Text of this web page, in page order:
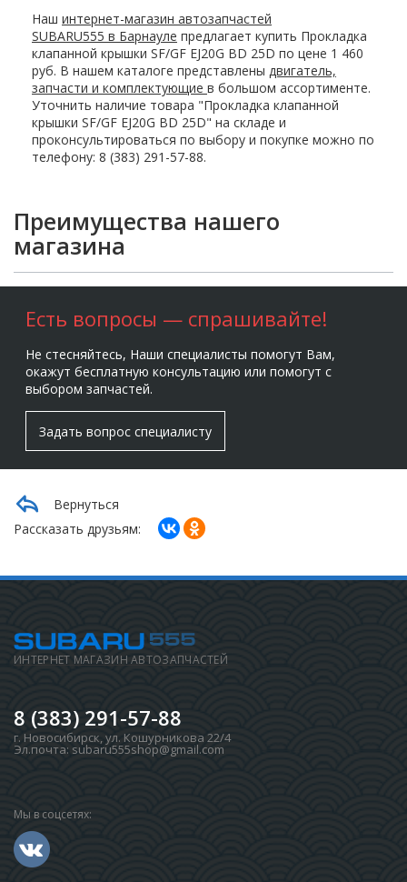
Наш интернет-магазин автозапчастей
SUBARU555 в Барнауле предлагает купить Прокладка
клапанной крышки SF/GF EJ20G BD 25D по цене 1 460
руб. В нашем каталоге представлены двигатель,
запчасти и комплектующие в большом ассортименте.
Уточнить наличие товара "Прокладка клапанной
крышки SF/GF EJ20G BD 25D" на складе и
проконсультироваться по выбору и покупке можно по
телефону: 8 (383) 291-57-88.
Преимущества нашего
магазина
Есть вопросы — спрашивайте!
Не стесняйтесь, Наши специалисты помогут Вам,
окажут бесплатную консультацию или помогут с
выбором запчастей.
Задать вопрос специалисту
Вернуться
Рассказать друзьям:
ИНТЕРНЕТ МАГАЗИН АВТОЗАПЧАСТЕЙ
8 (383) 291-57-88
г. Новосибирск,ул. Кошурникова 22/4
Эл.почта: subaru555shop@gmail.com
Мы в соцсетях: